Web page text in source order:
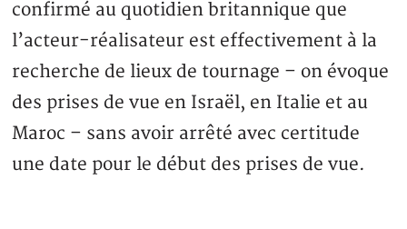
confirmé au quotidien britannique que
l’acteur-réalisateur est effectivement à la
recherche de lieux de tournage – on évoque
des prises de vue en Israël, en Italie et au
Maroc – sans avoir arrêté avec certitude
une date pour le début des prises de vue.